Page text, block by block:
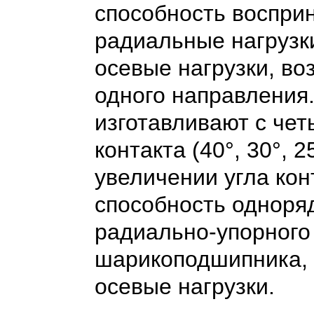
способность
радиальные
осевые нагрузки,
одного
изготавливают с
контакта (40°, 30°,
увеличении угла
способность
радиально-упорного
шарикоподшипника,
осевые нагрузки.